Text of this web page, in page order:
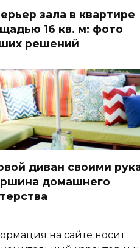
зала в квартире
16 кв. м: фото
решений
диван своими
домашнего
на сайте носит